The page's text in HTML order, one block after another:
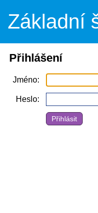
Základní
Přihlášení
Jméno
Heslo